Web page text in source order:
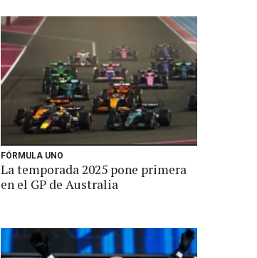
FÓRMULA UNO
La temporada 2025 pone primera
en el GP de Australia